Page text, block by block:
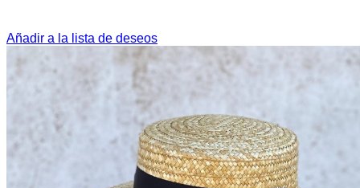
Añadir a la lista de deseos